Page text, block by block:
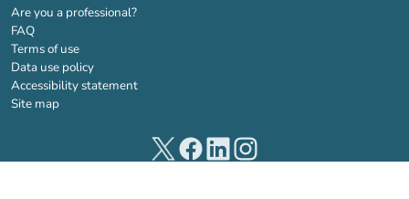
Are you a professional?(new tab)
FAQ
Terms of use
Data use policy
Accessibility statement
Site map
(new tab)(new tab)(new tab)